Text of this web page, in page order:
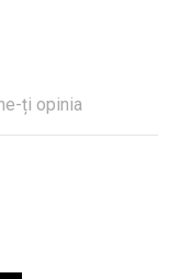
ți opinia